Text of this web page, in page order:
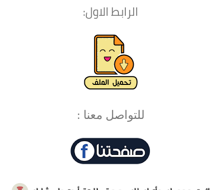
الرابط الاول:
للتواصل معنا :